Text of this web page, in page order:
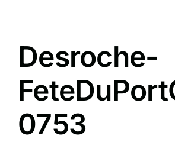
Desroche-
0753